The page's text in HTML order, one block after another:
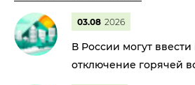
03.08 2026
В России могут
отключение горячей